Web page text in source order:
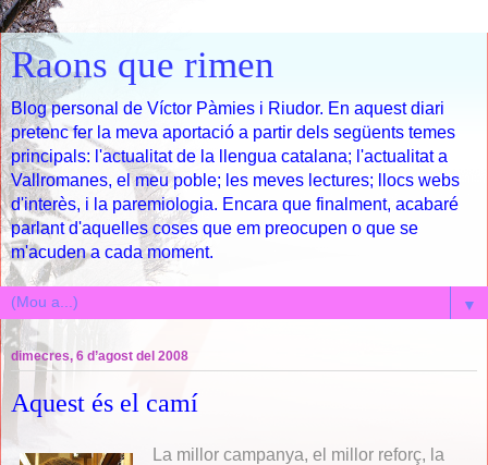
Raons que rimen
Blog personal de Víctor Pàmies i Riudor. En aquest diari
pretenc fer la meva aportació a partir dels següents temes
principals: l'actualitat de la llengua catalana; l'actualitat a
Vallromanes, el meu poble; les meves lectures; llocs webs
d'interès, i la paremiologia. Encara que finalment, acabaré
parlant d'aquelles coses que em preocupen o que se
m'acuden a cada moment.
▼
dimecres, 6 d’agost del 2008
Aquest és el camí
La millor campanya, el millor reforç, la